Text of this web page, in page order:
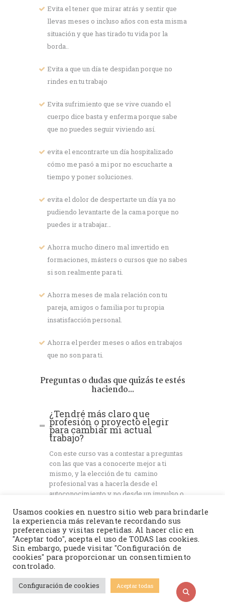
Evita el tener que mirar atrás y sentir que
llevas meses o incluso años con esta misma
situación y que has tirado tu vida por la
borda..
Evita a que un día te despidan porque no
rindes en tu trabajo
Evita sufrimiento que se vive cuando el
cuerpo dice basta y enferma porque sabe
que no puedes seguir viviendo así.
evita el encontrarte un día hospitalizado
cómo me pasó a mi por no escucharte a
tiempo y poner soluciones.
evita el dolor de despertarte un día ya no
pudiendo levantarte de la cama porque no
puedes ir a trabajar…
Ahorra mucho dinero mal invertido en
formaciones, másters o cursos que no sabes
si son realmente para ti.
Ahorra meses de mala relación con tu
pareja, amigos o familia por tu propia
insatisfacción personal.
Ahorra el perder meses o años en trabajos
que no son para ti.
Preguntas o dudas que quizás te estés
haciendo...
¿Tendré más claro que
profesión o proyecto elegir
para cambiar mi actual
trabajo?
Con este curso vas a contestar a preguntas
con las que vas a conocerte mejor a ti
mismo, y la elección de tu camino
profesional vas a hacerla desde el
autoconocimiento y no desde un impulso o
plan de seguimiento para que no se quede
todo en un vago intento.
¿Cuánto tiempo tengo para
hacer el curso?
¿Es caro?¿Es barato?
¿Le sacaré partido?
Usamos cookies en nuestro sitio web para brindarle
la experiencia más relevante recordando sus
preferencias y visitas repetidas. Al hacer clic en
"Aceptar todo", acepta el uso de TODAS las cookies.
Sin embargo, puede visitar "Configuración de
cookies" para proporcionar un consentimiento
controlado.
Configuración de cookies Aceptar todas